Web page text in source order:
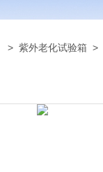
> 紫外老化试验箱 >